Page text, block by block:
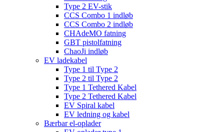
Type 2 EV-stik
CCS Combo 1 indløb
CCS Combo 2 indløb
CHAdeMO fatning
GBT pistolfatning
ChaoJi indløb
EV ladekabel
Type 1 til Type 2
Type 2 til Type 2
Type 1 Tethered Kabel
Type 2 Tethered Kabel
EV Spiral kabel
EV ledning og kabel
Bærbar el-oplader